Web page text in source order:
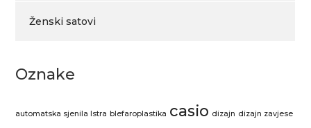
Ženski satovi
Oznake
automatska sjenila Istra blefaroplastika casio dizajn dizajn zavjese